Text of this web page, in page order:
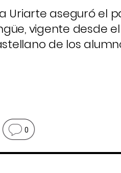
Uriarte aseguró el
vigente desde el
de los
0